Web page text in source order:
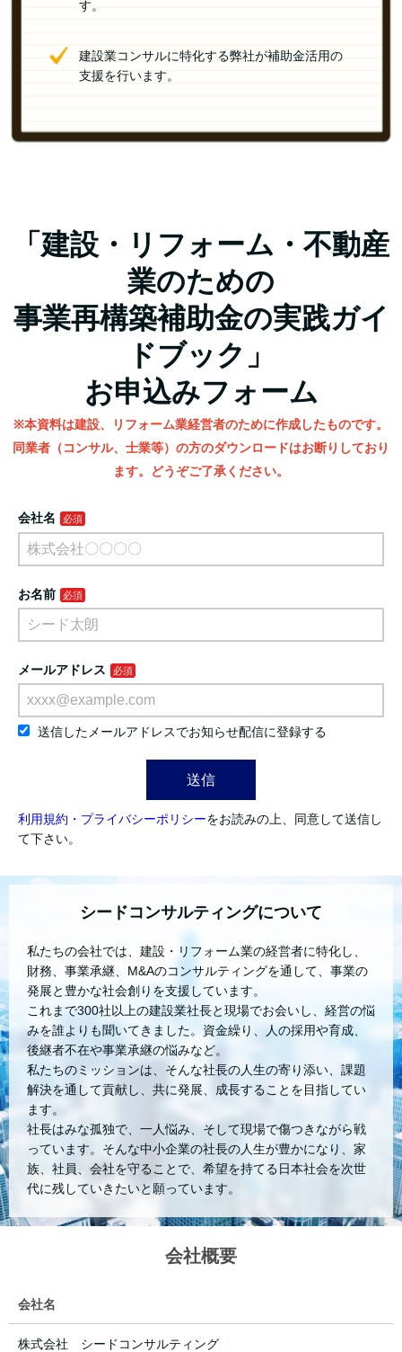
す。
建設業コンサルに特化する弊社が補助金活用の
支援を行います。
「建設・リフォーム・不動産
業のための
事業再構築補助金の実践ガイ
ドブック」
お申込みフォーム
※本資料は建設、リフォーム業経営者のために作成したものです。
同業者（コンサル、士業等）の方のダウンロードはお断りしており
ます。どうぞご了承ください。
会社名
お名前
メールアドレス
送信したメールアドレスでお知らせ配信に登録する
送信
利用規約・プライバシーポリシーをお読みの上、同意して送信し
て下さい。
シードコンサルティングについて
私たちの会社では、建設・リフォーム業の経営者に特化し、
財務、事業承継、M&Aのコンサルティングを通して、事業の
発展と豊かな社会創りを支援しています。
これまで300社以上の建設業社長と現場でお会いし、経営の悩
みを誰よりも聞いてきました。資金繰り、人の採用や育成、
後継者不在や事業承継の悩みなど。
私たちのミッションは、そんな社長の人生の寄り添い、課題
解決を通して貢献し、共に発展、成長することを目指してい
ます。
社長はみな孤独で、一人悩み、そして現場で傷つきながら戦
っています。そんな中小企業の社長の人生が豊かになり、家
族、社員、会社を守ることで、希望を持てる日本社会を次世
代に残していきたいと願っています。
会社概要
会社名
株式会社 シードコンサルティング